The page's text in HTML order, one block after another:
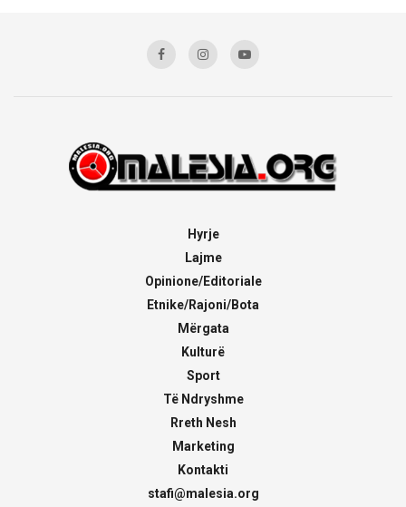
Hyrje
Lajme
Opinione/Editoriale
Etnike/Rajoni/Bota
Mërgata
Kulturë
Sport
Të Ndryshme
Rreth Nesh
Marketing
Kontakti
stafi@malesia.org